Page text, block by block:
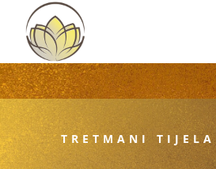
TRETMANI TIJELA